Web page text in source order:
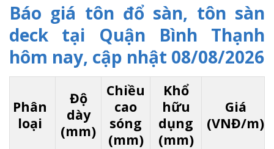
Báo giá tôn đổ sàn, tôn sàn
deck tại Quận Bình Thạnh
hôm nay, cập nhật 08/08/2026
Phân
loại
Độ
dày
(mm)
Chiều
cao
sóng
(mm)
Khổ
hữu
dụng
(mm)
Giá
(VNĐ/m)